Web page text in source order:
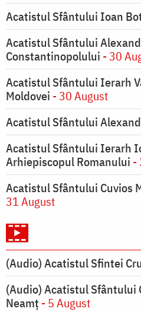
Acatistul Sfântului Ioan
Acatistul Sfântului
Constantinopolului - 30
Acatistul Sfântului Ierarh
Moldovei - 30 August
Acatistul Sfântului
Acatistul Sfântului Ierarh
Arhiepiscopul Romanului -
Acatistul Sfântului Cuvios
31 August
(Audio) Acatistul Sfintei
(Audio) Acatistul Sfântului
Neamț - 5 August